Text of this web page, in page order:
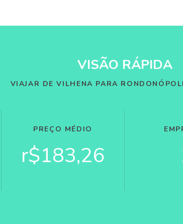
VISÃO RÁPIDA
VIAJAR DE VILHENA PARA
PREÇO MÉDIO
r$183,26